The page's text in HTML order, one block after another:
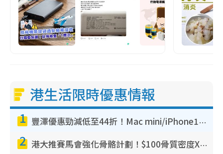
港生活限時優惠情報
1 豐澤優惠勁減低至44折！Mac mini/iPhone17Pro大減價！廚房家電$220起
2 港大推賽馬會強化骨骼計劃！$100骨質密度X光檢查 完成免費運動訓練送超市禮券！附參加資格